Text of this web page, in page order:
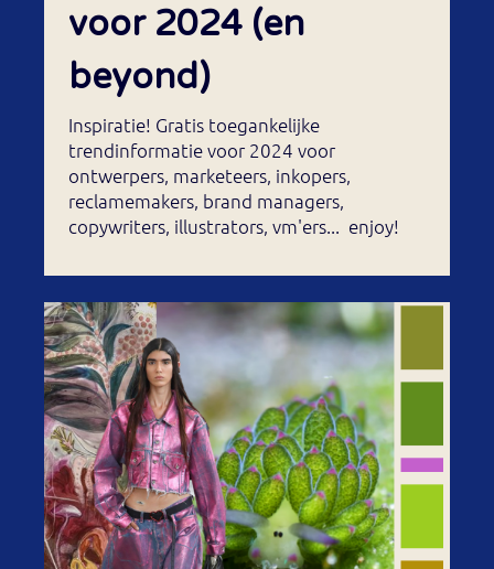
voor 2024 (en
beyond)
Inspiratie! Gratis toegankelijke
trendinformatie voor 2024 voor
ontwerpers, marketeers, inkopers,
reclamemakers, brand managers,
copywriters, illustrators, vm'ers... enjoy!